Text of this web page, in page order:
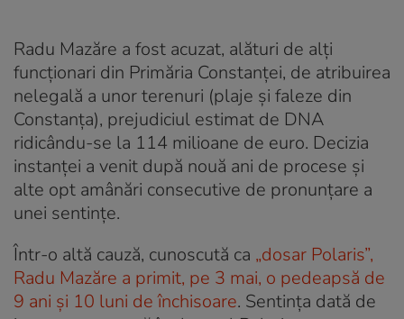
Radu Mazăre a fost acuzat, alături de alţi
funcţionari din Primăria Constanței, de atribuirea
nelegală a unor terenuri (plaje şi faleze din
Constanţa), prejudiciul estimat de DNA
ridicându-se la 114 milioane de euro. Decizia
instanţei a venit după nouă ani de procese şi
alte opt amânări consecutive de pronunţare a
unei sentinţe.
Într-o altă cauză, cunoscută ca „dosar Polaris”,
Radu Mazăre a primit, pe 3 mai, o pedeapsă de
9 ani și 10 luni de închisoare. Sentința dată de